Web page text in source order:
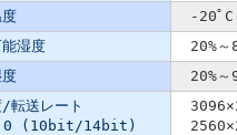
-20ﾟC
湿度
20%～
20%～
転送レート
(10bit/14bit)